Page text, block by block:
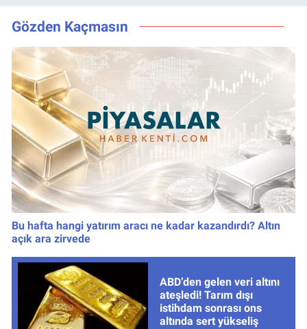
numaralar
Gözden Kaçmasın
Bu hafta hangi yatırım aracı ne kadar kazandırdı? Altın
açık ara zirvede
ABD’den gelen veri altını
ateşledi! Tarım dışı
istihdam sonrası ons
altında sert yükseliş